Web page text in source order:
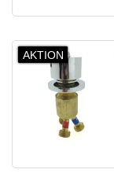
AKTION